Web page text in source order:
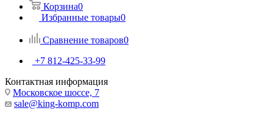
Корзина0
Избранные товары0
Сравнение товаров0
+7 812-425-33-99
Контактная информация
Московское шоссе, 7
sale@king-komp.com